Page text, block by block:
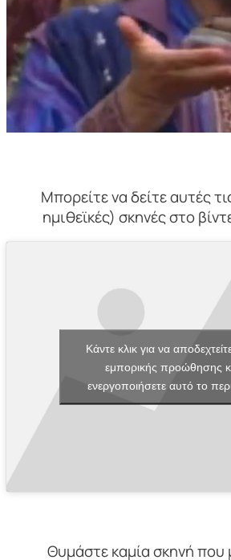
Μπορείτε να δείτε αυτές
ημιθεϊκές) σκηνές στο
Κάντε κλικ για να
εμπορικής προώθησης
ενεργοποιήσετε αυτό το
Θυμάστε καμία σκηνή που